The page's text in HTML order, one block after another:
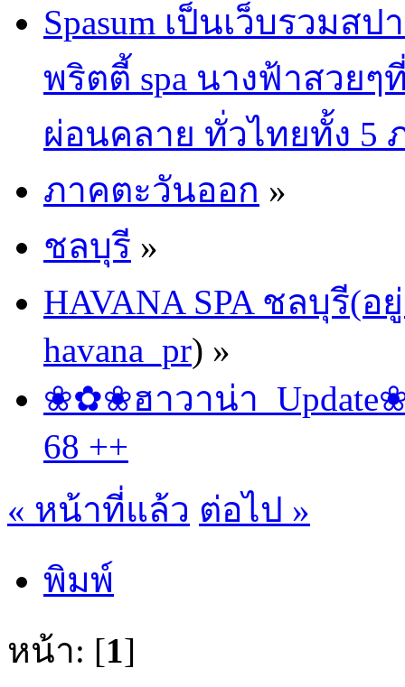
Spasum เป็นเว็บรวม
พริตตี้ spa นางฟ้าสวย
ผ่อนคลาย ทั่วไทยทั้ง 5
ภาคตะวันออก »
ชลบุรี »
HAVANA SPA ชลบุรี(
havana_pr) »
❀✿❀ฮาวาน่า
68 ++
« หน้าที่แล้ว ต่อไป »
พิมพ์
หน้า: [1]